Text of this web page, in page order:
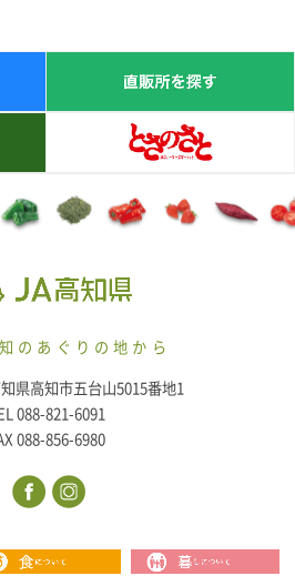
のあぐりの地から
県高知市五台山5015番地1
088-821-6091
088-856-6980